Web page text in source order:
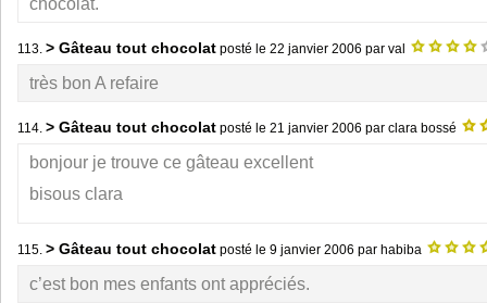
113. > Gâteau tout chocolat posté le 22 janvier 2006 par val
très bon A refaire
114. > Gâteau tout chocolat posté le 21 janvier 2006 par clara bossé
bonjour je trouve ce gâteau excellent
bisous clara
115. > Gâteau tout chocolat posté le 9 janvier 2006 par habiba
c’est bon mes enfants ont appréciés.